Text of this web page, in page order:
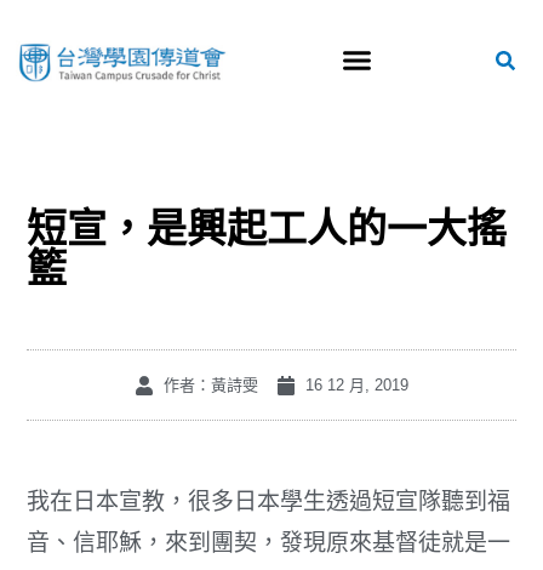
短宣，是興起工人的一大搖
籃
作者：黃詩雯 16 12 月, 2019
我在日本宣教，很多日本學生透過短宣隊聽到福
音、信耶穌，來到團契，發現原來基督徒就是一